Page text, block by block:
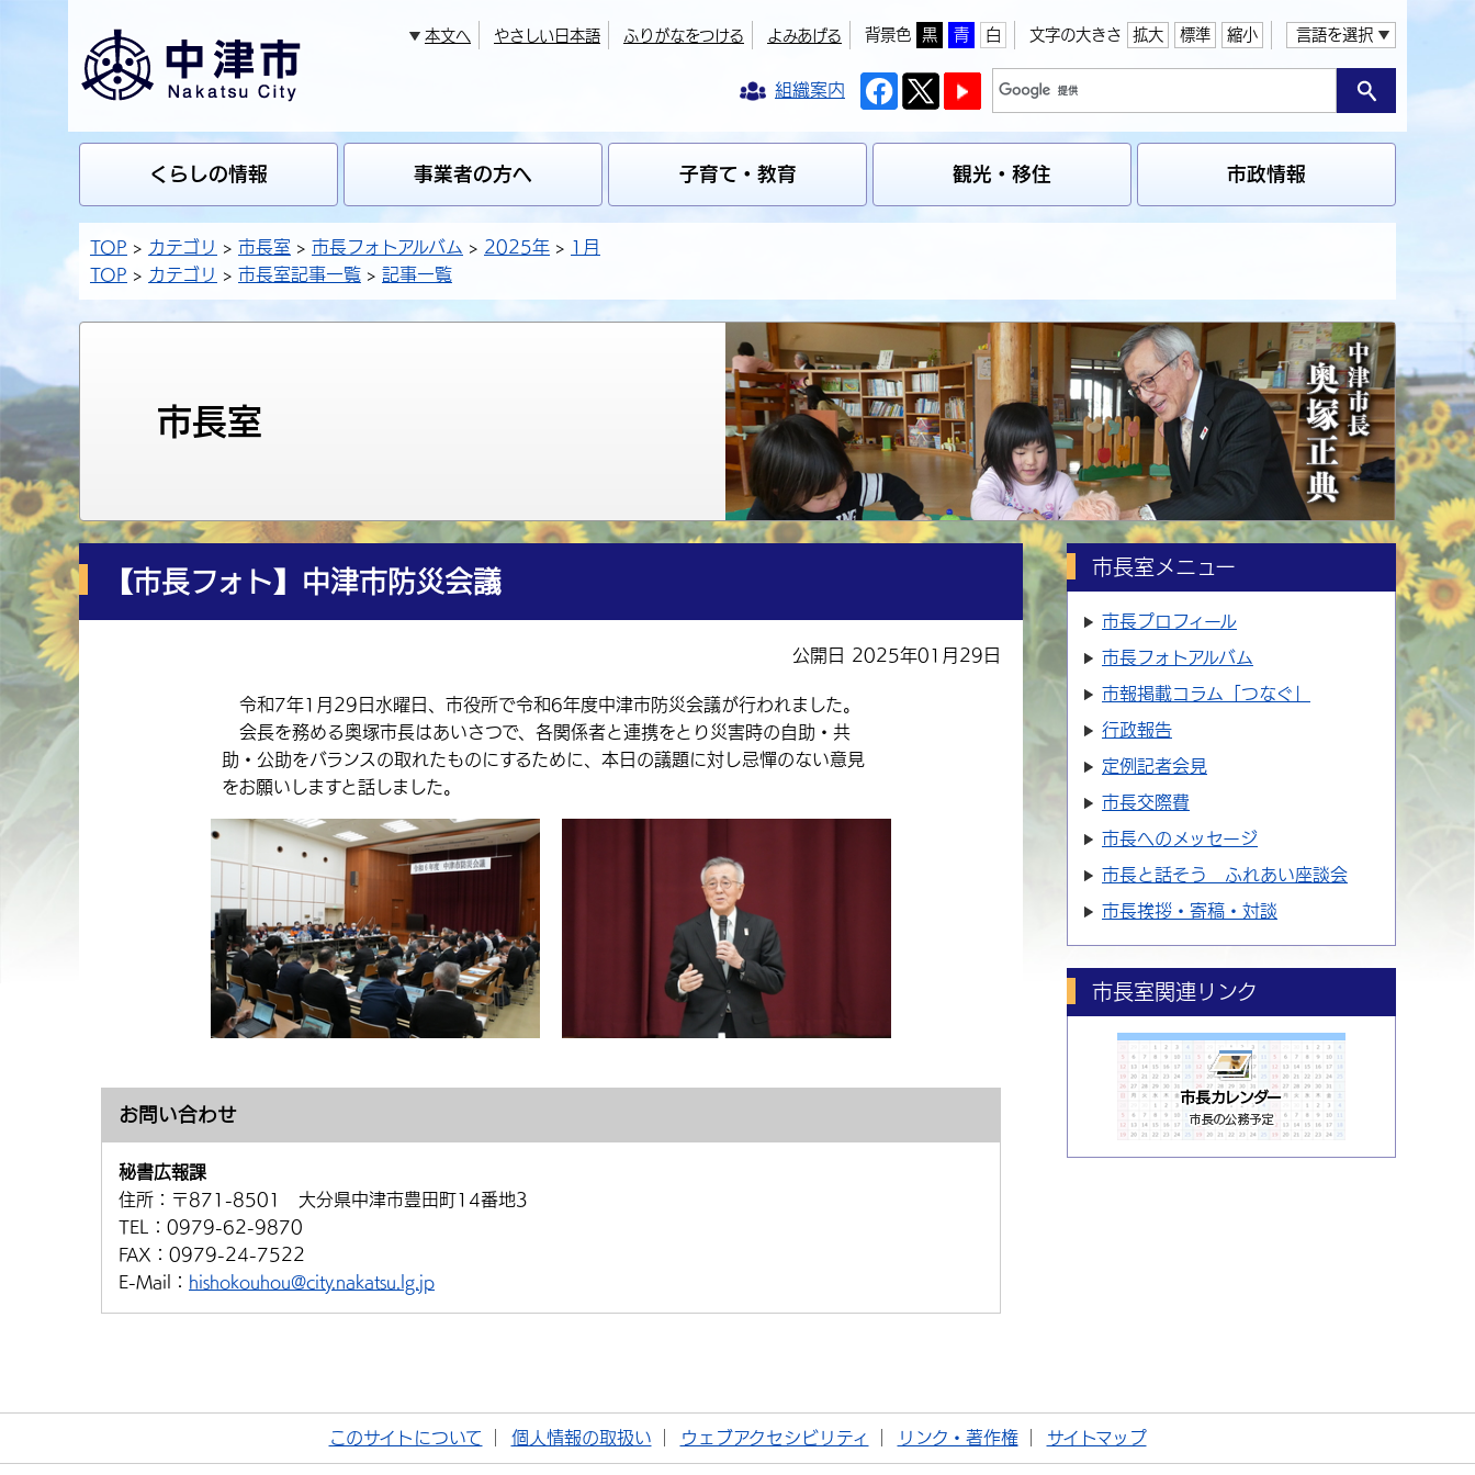
本文へ やさしい日本語 ふりがなをつける よみあげる 背景色 黒 青 白 文字の大きさ 拡大 標準 縮小 言語を選択
組織案内
くらしの情報 事業者の方へ 子育て・教育 観光・移住 市政情報
TOP カテゴリ 市長室 市長フォトアルバム 2025年
1月
TOP
カテゴリ 市長室記事一覧 記事一覧
市長室
【市長フォト】中津市防災会議
公開日 2025年01月29日
令和7年1月29日水曜日、市役所で令和6年度中津市防災会議が行われました。
会長を務める奥塚市長はあいさつで、各関係者と連携をとり災害時の自助・共
助・公助をバランスの取れたものにするために、本日の議題に対し忌憚のない意見
をお願いしますと話しました。
お問い合わせ
秘書広報課
住所： 〒871-8501 大分県中津市豊田町14番地3
TEL： 0979-62-9870
FAX： 0979-24-7522
E-Mail： hishokouhou@city.nakatsu.lg.jp
市長室メニュー
市長プロフィール
市長フォトアルバム
市報掲載コラム「つなぐ」
行政報告
定例記者会見
市長交際費
市長へのメッセージ
市長と話そう ふれあい座談会
市長挨拶・寄稿・対談
市長室関連リンク
このサイトについて 個人情報の取扱い ウェブアクセシビリティ リンク・著作権 サイトマップ